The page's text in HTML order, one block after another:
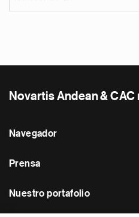
Novartis Andean & CAC
Navegador
Prensa
Nuestro portafolio